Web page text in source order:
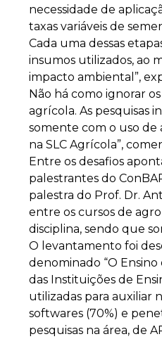
necessidade de
taxas variáveis de
Cada uma dessas
insumos utilizados, ao
impacto ambiental”,
Não há como ignorar
agrícola. As pesquisas
somente com o uso de
na SLC Agrícola”,
Entre os desafios
palestrantes do
palestra do Prof. Dr.
entre os cursos de
disciplina, sendo que
O levantamento foi
denominado “O
das Instituições de
utilizadas para auxiliar
softwares (70%) e
pesquisas na área, de